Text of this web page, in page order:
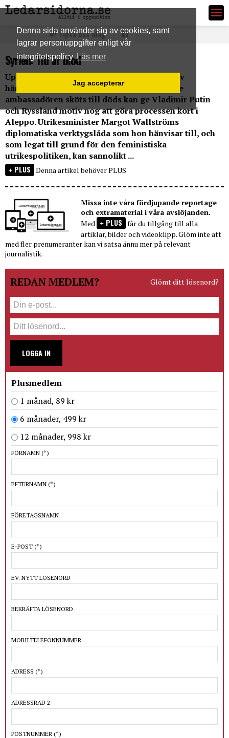
Denna sida använder sig av cookies, samt
lagrar personuppgifter enligt vår
integritetspolicy Läs mer
Jag accepterar
Ledarsidorna.se
Tipsa oss idag
Syrien: Tid är blod
Uppdatering och edit 18:30 Med anledning av
händelseutvecklingen i Ankara där den ryske
ambassadören sköts till döds kan ge Vladimir Putin
och Ryssland motiv nog att göra processen kort i
Aleppo. Utrikesminister Margot Wallströms
diplomatiska verktygslåda som hon hänvisar till, och
som legat till grund för den feministiska
utrikespolitiken, kan sannolikt ...
PLUS Denna artikel behöver PLUS
Missa inte våra fördjupande reportage
och extramaterial i våra avslöjanden.
Med
PLUS får du tillgång till alla
artiklar, bilder och videoklipp. Glöm inte att
med fler prenumeranter kan vi satsa ännu mer på relevant
journalistik.
REDAN MEDLEM? Glömt ditt lösenord?
LOGGA IN
Plusmedlem
1 månad, 89 kr
6 månader, 499 kr
12 månader, 998 kr
FÖRNAMN (*)
EFTERNAMN (*)
FÖRETAGSNAMN
E-POST (*)
EV. NYTT LÖSENORD
BEKRÄFTA LÖSENORD
MOBILTELEFONNUMMER
ADRESS (*)
ADRESSRAD 2
POSTNUMMER (*)